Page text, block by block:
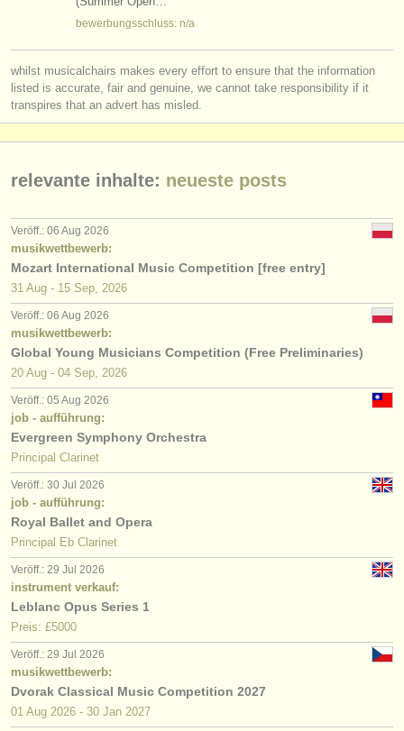
bewerbungsschluss: n/a
whilst musicalchairs makes every effort to ensure that the information
listed is accurate, fair and genuine, we cannot take responsibility if it
transpires that an advert has misled.
relevante inhalte: neueste posts
Veröff.: 06 Aug 2026
musikwettbewerb:
Mozart International Music Competition [free entry]
31 Aug - 15 Sep, 2026
Veröff.: 06 Aug 2026
musikwettbewerb:
Global Young Musicians Competition (Free Preliminaries)
20 Aug - 04 Sep, 2026
Veröff.: 05 Aug 2026
job - aufführung:
Evergreen Symphony Orchestra
Principal Clarinet
Veröff.: 30 Jul 2026
job - aufführung:
Royal Ballet and Opera
Principal Eb Clarinet
Veröff.: 29 Jul 2026
instrument verkauf:
Leblanc Opus Series 1
Preis: £5000
Veröff.: 29 Jul 2026
musikwettbewerb:
Dvorak Classical Music Competition 2027
01 Aug 2026 - 30 Jan 2027